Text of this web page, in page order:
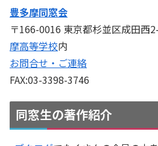
豊多摩同窓会
〒166-0016 東京都杉並区成田西
摩高等学校内
お問合せ・ご連絡
FAX:03-3398-3746
同窓生の著作紹介